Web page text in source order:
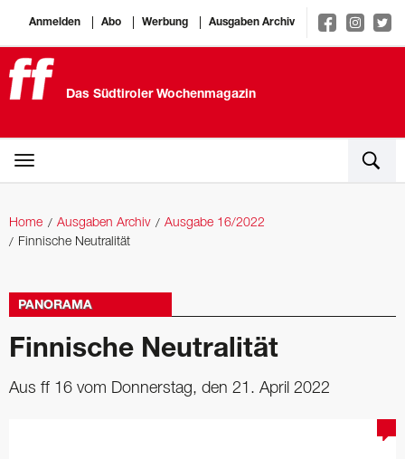
Anmelden Abo Werbung Ausgaben Archiv
Das Südtiroler Wochenmagazin
Home Ausgaben Archiv
Ausgabe 16/2022
Finnische Neutralität
PANORAMA
Finnische Neutralität
Aus ff 16 vom Donnerstag, den 21. April 2022